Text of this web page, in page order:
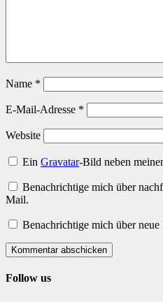
Name *
E-Mail-Adresse *
Website
EinGravatar-Bild neben
Benachrichtige mich über
Mail.
Benachrichtige mich über
Kommentar abschicken
Follow us